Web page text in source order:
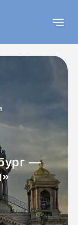
—